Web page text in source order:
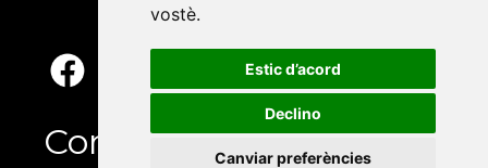
vostè.
Estic d’acord
Declino
Canviar preferències
Contacte